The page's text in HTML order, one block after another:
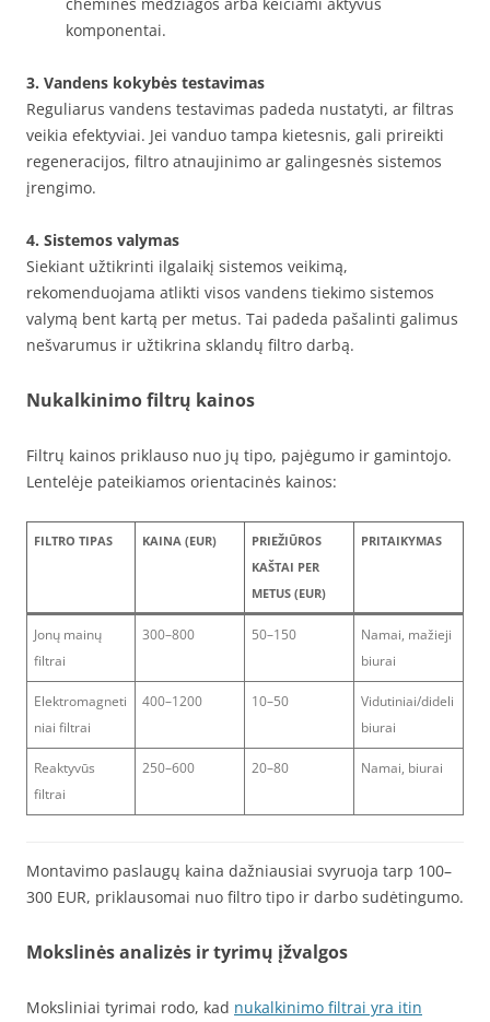
komponentai.
3. Vandens kokybės testavimas
Reguliarus vandens testavimas padeda nustatyti, ar filtras
veikia efektyviai. Jei vanduo tampa kietesnis, gali prireikti
regeneracijos, filtro atnaujinimo ar galingesnės sistemos
įrengimo.
4. Sistemos valymas
Siekiant užtikrinti ilgalaikį sistemos veikimą,
rekomenduojama atlikti visos vandens tiekimo sistemos
valymą bent kartą per metus. Tai padeda pašalinti galimus
nešvarumus ir užtikrina sklandų filtro darbą.
Nukalkinimo filtrų kainos
Filtrų kainos priklauso nuo jų tipo, pajėgumo ir gamintojo.
Lentelėje pateikiamos orientacinės kainos:
FILTRO TIPAS KAINA (EUR)
PRIEŽIŪROS
KAŠTAI PER
METUS (EUR)
PRITAIKYMAS
Jonų mainų
filtrai
300–800 50–150
Namai, mažieji
biurai
Elektromagneti
niai filtrai
400–1200 10–50
Vidutiniai/dideli
biurai
Reaktyvūs
filtrai
250–600 20–80 Namai, biurai
Montavimo paslaugų kaina dažniausiai svyruoja tarp 100–
300 EUR, priklausomai nuo filtro tipo ir darbo sudėtingumo.
Mokslinės analizės ir tyrimų įžvalgos
Moksliniai tyrimai rodo, kad nukalkinimo filtrai yra itin